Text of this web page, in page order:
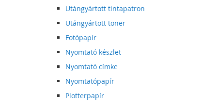
Utángyártott tintapatron
Utángyártott toner
Fotópapír
Nyomtató készlet
Nyomtató címke
Nyomtatópapír
Plotterpapír